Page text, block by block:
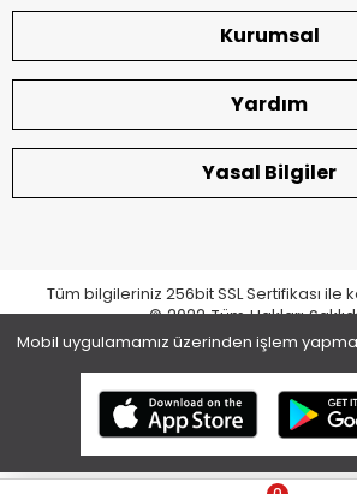
Kurumsal
Yardım
Yasal Bilgiler
Tüm bilgileriniz 256bit SSL Sertifikası ile
© 2022Tüm Hakları
Mobil uygulamamız üzerinden işlem
superKET E-ticaret ve Pazaryeri